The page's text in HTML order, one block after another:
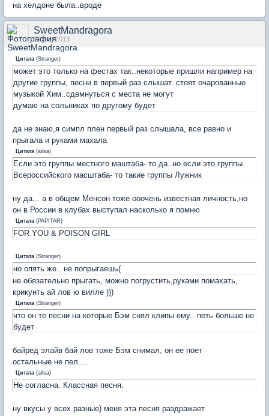
на хелдоне была..вроде
SweetMandragora
12 Aug 2013
Цитата (Stranger)
может это только на фестах так..некоторые пришли например на
другие группы, песни в первый раз слышат..стоят очарованные
музыкой Хим..сдвмнуться с места не могут
думаю на сольниках по другому будет
да не знаю,я симпл плен первый раз слышала, все равно и
прыгала и руками махала
Цитата (alisa)
Если это группы местного маштаба- то да..но если это группы
Всероссийского масштаба- то такие группы Лужник
ну да... а в общем Менсон тоже ооочень известная личность,но
он в России в клубах выступал насколько я помню
Цитата (PAPITAR)
FOR YOU & POISON GIRL
Цитата (Stranger)
но опять же.. не попрыгаешь(
не обязательно прыгать, можно погрустить,руками помахать,
крикунть ай лов ю вилле )))
Цитата (Stranger)
что он те песни на которые Бэм снял клипы ему.. петь больше не
будет
байред элайв бай лов тоже Бэм снимал, он ее поет
остальные не пел....
Цитата (alisa)
Не согласна. Классная песня.
ну вкусы у всех разные) меня эта песня раздражает